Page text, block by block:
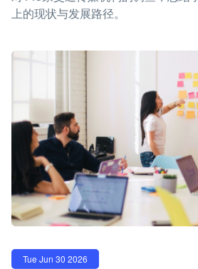
上的现状与发展路径。
Tue Jun 30 2026